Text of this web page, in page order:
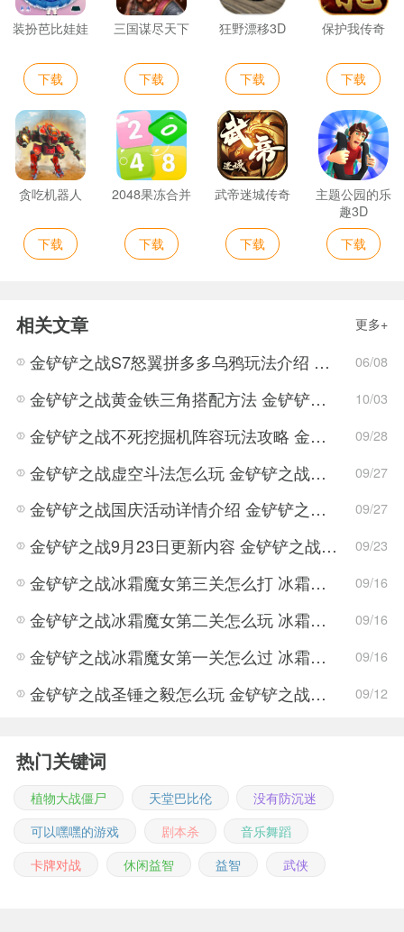
装扮芭比娃娃
下载
三国谋尽天下
下载
狂野漂移3D
下载
保护我传奇
下载
贪吃机器人
下载
2048果冻合并
下载
武帝迷城传奇
下载
主题公园的乐
趣3D
下载
相关文章 更多+
金铲铲之战S7怒翼拼多多乌鸦玩法介绍 金铲铲之战S7怒翼拼多多乌鸦详细攻略 06/08
金铲铲之战黄金铁三角搭配方法 金铲铲之战黄金铁三角怎么搭配 10/03
金铲铲之战不死挖掘机阵容玩法攻略 金铲铲之战不死挖掘机阵容搭配方案 09/28
金铲铲之战虚空斗法怎么玩 金铲铲之战虚空斗法的阵容介绍 09/27
金铲铲之战国庆活动详情介绍 金铲铲之战国庆活动玩法攻略 09/27
金铲铲之战9月23日更新内容 金铲铲之战新版本属性调整 09/23
金铲铲之战冰霜魔女第三关怎么打 冰霜魔女第三关打法攻略 09/16
金铲铲之战冰霜魔女第二关怎么玩 冰霜魔女第二关玩法思路 09/16
金铲铲之战冰霜魔女第一关怎么过 冰霜魔女第一关通关攻略 09/16
金铲铲之战圣锤之毅怎么玩 金铲铲之战圣锤之毅玩法攻略 09/12
热门关键词
植物大战僵尸 天堂巴比伦
没有防沉迷
可以嘿嘿的游戏
剧本杀
音乐舞蹈
卡牌对战
休闲益智 益智 武侠